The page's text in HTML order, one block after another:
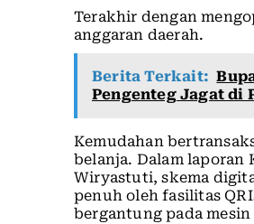
Terakhir dengan
anggaran daerah.
Berita Terkait:
Pengenteg Jagat di
Kemudahan
belanja. Dalam laporan
Wiryastuti, skema
penuh oleh fasilitas
bergantung pada mesin